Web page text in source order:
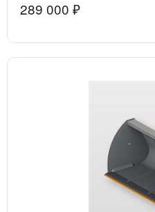
289 000 ₽